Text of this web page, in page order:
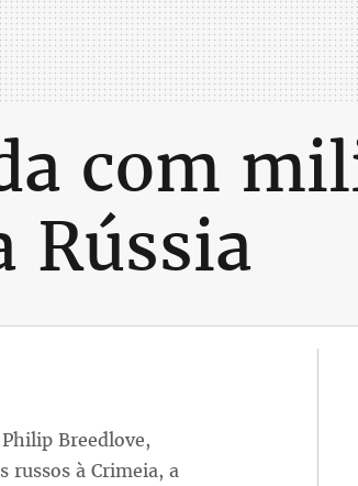
com
Rússia
Breedlove,
russos à Crimeia, a